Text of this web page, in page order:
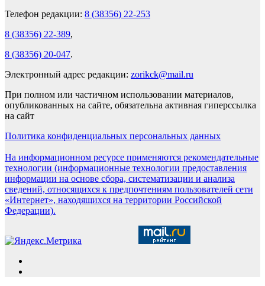
Телефон редакции: 8 (38356) 22-253
8 (38356) 22-389,
8 (38356) 20-047.
Электронный адрес редакции: zorikck@mail.ru
При полном или частичном использовании материалов,
опубликованных на сайте, обязательна активная гиперссылка
на сайт
Политика конфиденциальных персональных данных
На информационном ресурсе применяются рекомендательные
технологии (информационные технологии предоставления
информации на основе сбора, систематизации и анализа
сведений, относящихся к предпочтениям пользователей сети
«Интернет», находящихся на территории Российской
Федерации).